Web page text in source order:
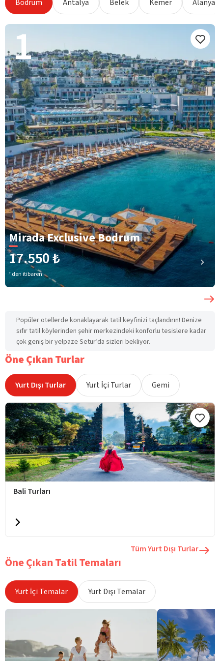
Bodrum Antalya Belek Kemer Alanya
1
Mirada Exclusive Bodrum
17.550 ₺
’ den itibaren
Popüler otellerde konaklayarak tatil keyfinizi taçlandırın! Denize
sıfır tatil köylerinden şehir merkezindeki konforlu tesislere kadar
çok geniş bir yelpaze Setur’da sizleri bekliyor.
Öne Çıkan Turlar
Yurt Dışı Turlar Yurt İçi Turlar Gemi
Bali Turları
Tüm Yurt Dışı Turlar
Öne Çıkan Tatil Temaları
Yurt İçi Temalar Yurt Dışı Temalar